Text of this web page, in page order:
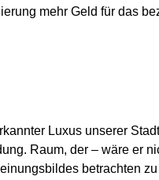
mehr Geld für das
Luxus unserer
Raum, der – wäre er
betrachten